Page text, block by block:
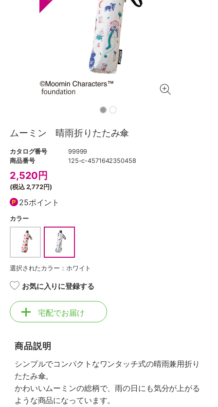
ムーミン 晴雨折りたたみ傘
カタログ番号
99999
商品番号
125-c-4571642350458
2,520 円
(税込2,772円)
25ポイント
カラー
選択されたカラー：ホワイト
お気に入りに登録する
宅配でお届け
商品説明
シンプルでコンパクトなワンタッチ式の晴雨兼用折り
たたみ傘。
かわいいムーミンの総柄で、雨の日にも気分が上がる
ような商品になっています。